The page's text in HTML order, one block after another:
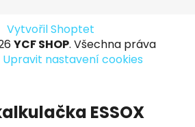
Vytvořil Shoptet
YCF SHOP. Všechna práva
Upravit nastavení cookies
ESSOX